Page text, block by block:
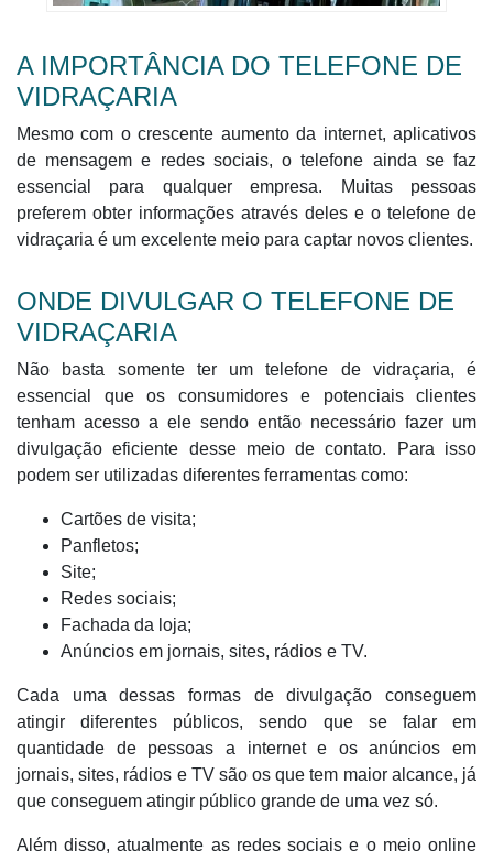
A IMPORTÂNCIA DO TELEFONE DE
VIDRAÇARIA
Mesmo com o crescente aumento da internet, aplicativos
de mensagem e redes sociais, o telefone ainda se faz
essencial para qualquer empresa. Muitas pessoas
preferem obter informações através deles e o telefone de
vidraçaria é um excelente meio para captar novos clientes.
ONDE DIVULGAR O TELEFONE DE
VIDRAÇARIA
Não basta somente ter um telefone de vidraçaria, é
essencial que os consumidores e potenciais clientes
tenham acesso a ele sendo então necessário fazer um
divulgação eficiente desse meio de contato. Para isso
podem ser utilizadas diferentes ferramentas como:
Cartões de visita;
Panfletos;
Site;
Redes sociais;
Fachada da loja;
Anúncios em jornais, sites, rádios e TV.
Cada uma dessas formas de divulgação conseguem
atingir diferentes públicos, sendo que se falar em
quantidade de pessoas a internet e os anúncios em
jornais, sites, rádios e TV são os que tem maior alcance, já
que conseguem atingir público grande de uma vez só.
Além disso, atualmente as redes sociais e o meio online